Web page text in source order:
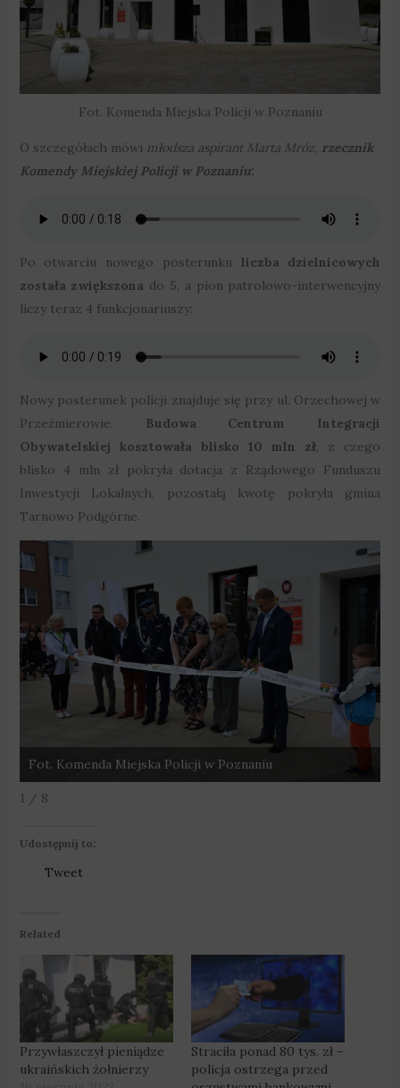
Fot. Komenda Miejska Policji w Poznaniu
O szczegółach mówi młodsza aspirant Marta Mróz, rzecznik
Komendy Miejskiej Policji w Poznaniu:
Po otwarciu nowego posterunku liczba dzielnicowych
została zwiększona do 5, a pion patrolowo-interwencyjny
liczy teraz 4 funkcjonariuszy:
Nowy posterunek policji znajduje się przy ul. Orzechowej w
Przeźmierowie. Budowa Centrum Integracji
Obywatelskiej kosztowała blisko 10 mln zł, z czego
blisko 4 mln zł pokryła dotacja z Rządowego Funduszu
Inwestycji Lokalnych, pozostałą kwotę pokryła gmina
Tarnowo Podgórne.
Fot. Komenda Miejska Policji w Poznaniu
1 / 8
Udostępnij to:
Tweet
Related
Przywłaszczył pieniądze
ukraińskich żołnierzy
Straciła ponad 80 tys. zł –
policja ostrzega przed